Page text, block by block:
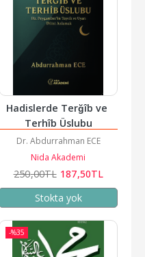
Hadislerde Terğîb ve
Terhîb Üslubu
Dr. Abdurrahman ECE
Nida Akademi
250,00TL 187,50TL
Stokta yok
-%35